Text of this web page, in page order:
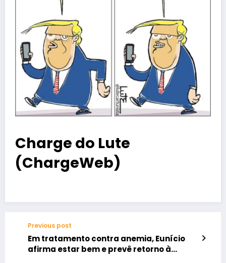
Charge do Lute
(ChargeWeb)
Previous post
Em tratamento contra anemia, Eunício
afirma estar bem e prevê retorno à